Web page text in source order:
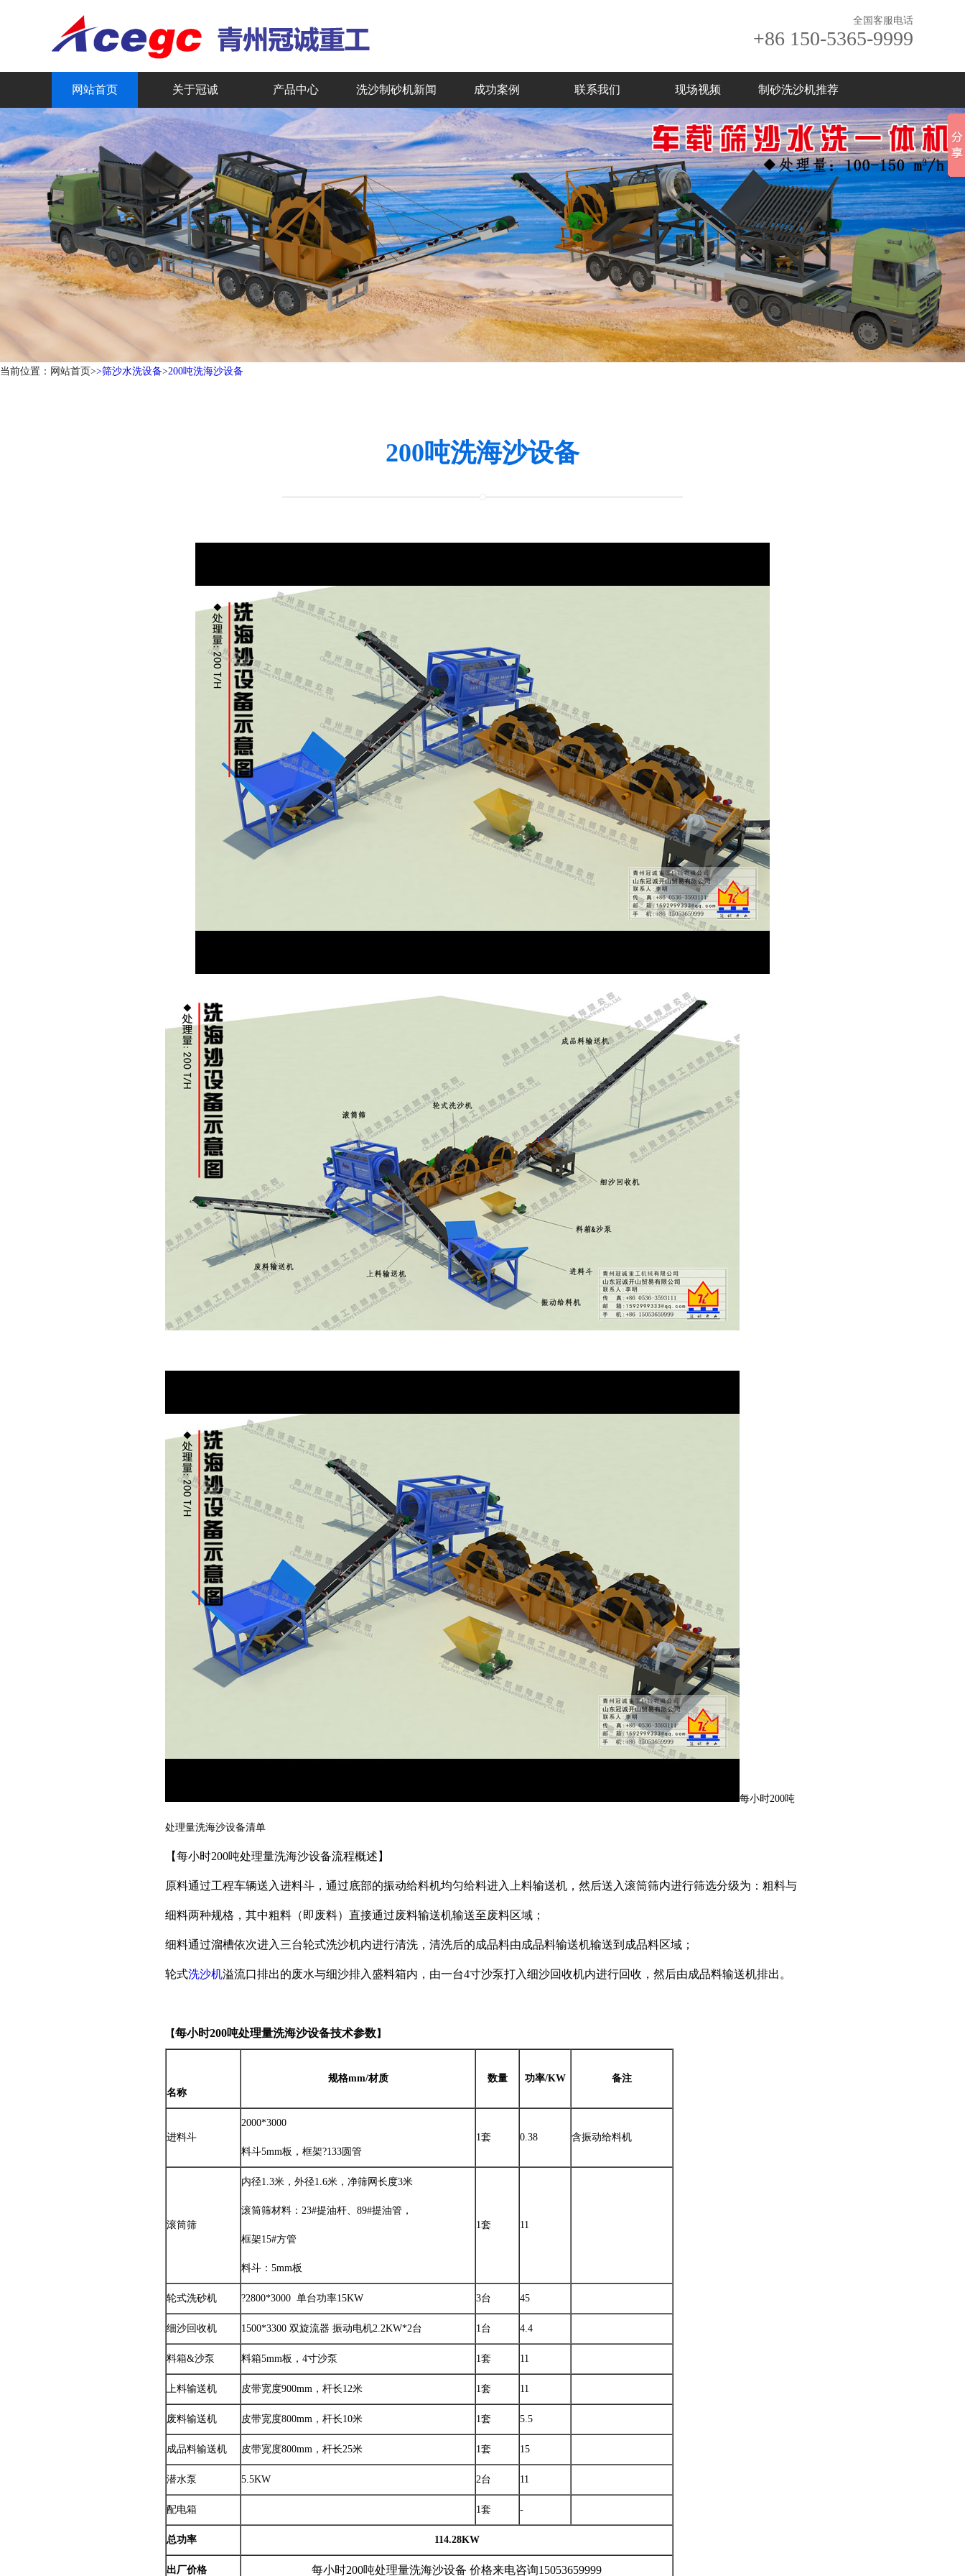
全国客服电话
+86 150-5365-9999
网站首页 关于冠诚 产品中心 洗沙制砂机新闻 成功案例 联系我们 现场视频 制砂洗沙机推荐
当前位置：网站首页>>筛沙水洗设备>200吨洗海沙设备
200吨洗海沙设备
每小时200吨
处理量洗海沙设备清单
【每小时200吨处理量洗海沙设备流程概述】
原料通过工程车辆送入进料斗，通过底部的振动给料机均匀给料进入上料输送机，然后送入滚筒筛内进行筛选分级为：粗料与
细料两种规格，其中粗料（即废料）直接通过废料输送机输送至废料区域；
细料通过溜槽依次进入三台轮式洗沙机内进行清洗，清洗后的成品料由成品料输送机输送到成品料区域；
轮式洗沙机溢流口排出的废水与细沙排入盛料箱内，由一台4寸沙泵打入细沙回收机内进行回收，然后由成品料输送机排出。
【每小时200吨处理量洗海沙设备技术参数】
名称
规格mm/材质 数量 功率/KW 备注
进料斗
2000*3000
料斗5mm板，框架?133圆管
1套 0.38 含振动给料机
滚筒筛
内径1.3米，外径1.6米，净筛网长度3米
滚筒筛材料：23#提油杆、89#提油管，
框架15#方管
料斗：5mm板
1套 11
轮式洗砂机 ?2800*3000 单台功率15KW 3台 45
细沙回收机 1500*3300 双旋流器 振动电机2.2KW*2台 1台 4.4
料箱&沙泵 料箱5mm板，4寸沙泵 1套 11
上料输送机 皮带宽度900mm，杆长12米 1套 11
废料输送机 皮带宽度800mm，杆长10米 1套 5.5
成品料输送机 皮带宽度800mm，杆长25米 1套 15
潜水泵 5.5KW 2台 11
配电箱 1套 -
总功率 114.28KW
出厂价格 每小时200吨处理量洗海沙设备 价格来电咨询15053659999